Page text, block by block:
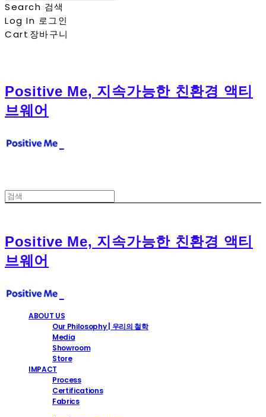
Search 검색
Log In 로그인
Cart 장바구니
Positive Me, 지속가능한 친환경 액티
브웨어
Positive Me, 지속가능한 친환경 액티
브웨어
ABOUT US
Our Philosophy | 우리의 철학
Media
Showroom
Store
IMPACT
Process
Certifications
Fabrics